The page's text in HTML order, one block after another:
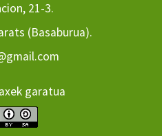
21-3.
(Basaburua).
garatua